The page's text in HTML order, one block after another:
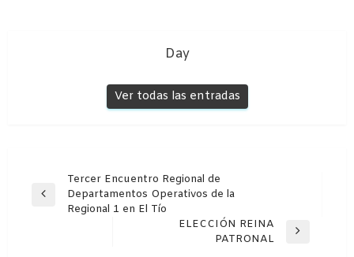
Day
Ver todas las entradas
Navegación
de
Entrada
anterior
Tercer Encuentro Regional de
Departamentos Operativos de la
Regional 1 en El Tío
ELECCIÓN REINA
PATRONAL